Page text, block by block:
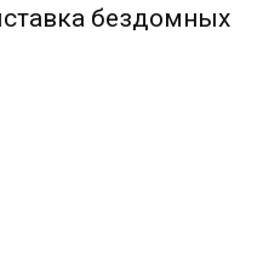
бездомных